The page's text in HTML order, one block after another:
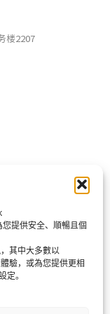
提供安全、順暢且個
其中大多數以
驗，或為您提供更相
定。
楼2207
Whats APP
by darkeye AD